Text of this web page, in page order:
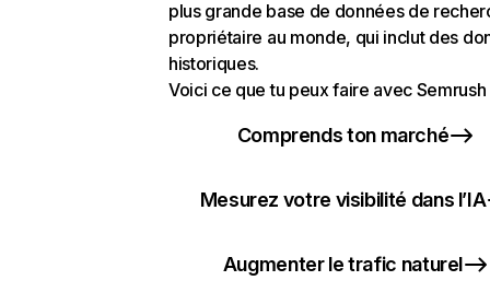
plus grande base de données de
propriétaire au monde, qui inclut des
historiques.
Voici ce que tu peux faire avec Semrush
Comprends ton marché
Mesurez votre visibilité dans l’IA
Augmenter le trafic naturel